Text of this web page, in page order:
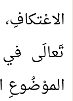
تَعالَى
الموْضُوعِ